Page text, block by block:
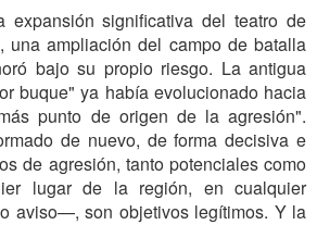
expansión significativa del teatro de
una ampliación del campo de batalla
bajo su propio riesgo. La antigua
buque" ya había evolucionado hacia
punto de origen de la agresión".
de nuevo, de forma decisiva e
de agresión, tanto potenciales como
lugar de la región, en cualquier
aviso—, son objetivos legítimos. Y la